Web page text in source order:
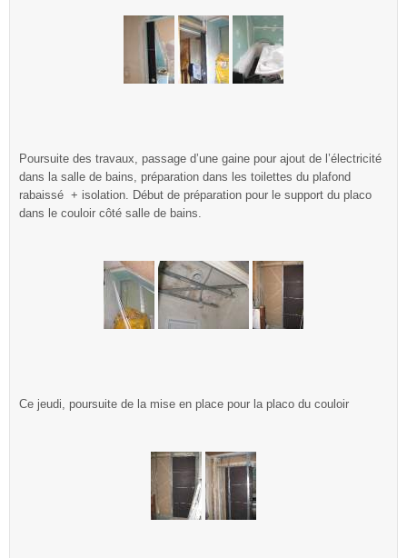
Poursuite des travaux, passage d’une gaine pour ajout de l’électricité
dans la salle de bains, préparation dans les toilettes du plafond
rabaissé + isolation. Début de préparation pour le support du placo
dans le couloir côté salle de bains.
Ce jeudi, poursuite de la mise en place pour la placo du couloir